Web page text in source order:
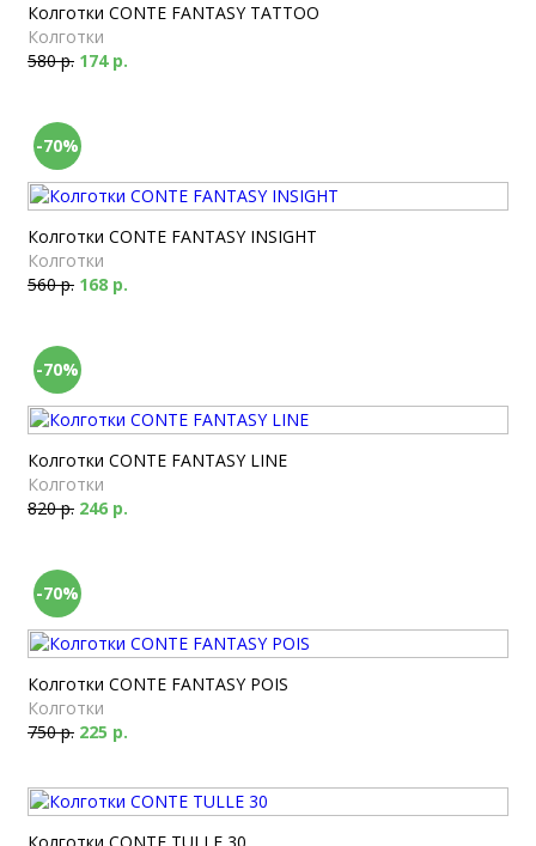
Колготки CONTE FANTASY TATTOO
Колготки
580 р. 174 р.
-70%
Колготки CONTE FANTASY INSIGHT
Колготки
560 р. 168 р.
-70%
Колготки CONTE FANTASY LINE
Колготки
820 р. 246 р.
-70%
Колготки CONTE FANTASY POIS
Колготки
750 р. 225 р.